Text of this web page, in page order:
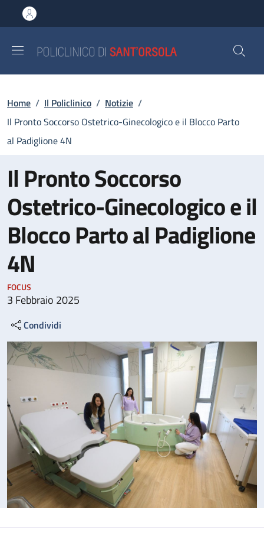
al contenuto principale
to footer content
Briciole di pane
Home / Il Policlinico / Notizie /
Il Pronto Soccorso Ostetrico-Ginecologico e il Blocco Parto
al Padiglione 4N
Il Pronto Soccorso
Ostetrico-Ginecologico e il
Blocco Parto al Padiglione
4N
FOCUS
3 Febbraio 2025
Condividi